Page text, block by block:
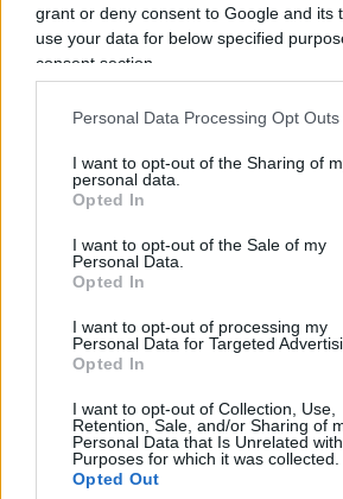
grant or deny consent to Google and its
use your data for below specified
consent section.
Personal Data Processing Opt Outs
I want to opt-out of the Sharing of
personal data.
Opted In
I want to opt-out of the Sale of my
Personal Data.
Opted In
I want to opt-out of processing my
Personal Data for Targeted
Opted In
I want to opt-out of Collection, Use,
Retention, Sale, and/or Sharing of
Personal Data that Is Unrelated
Purposes for which it was collected.
Opted Out
La Commissione Europea ha
creazione di un meccanismo di
comunitario per semplificare
dell’app all’interno dei sistemi
Commissione, ha dichiarato
evitare frammentazioni e
soluzione tecnica per tutti i Paesi
approccio mira ad armonizzare
implementare ovunque.
I test e i Paesi coinvolti
Il sistema è stato già